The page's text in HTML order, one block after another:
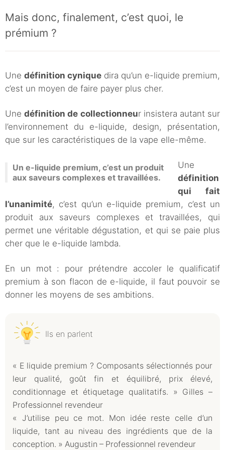
Mais donc, finalement, c’est quoi, le
prémium ?
Une définition cynique dira qu’un e-liquide premium,
c’est un moyen de faire payer plus cher.
Unedéfinition de collectionneur insistera autant sur
l’environnement du e-liquide, design, présentation,
que sur les caractéristiques de la vape elle-même.
Un e-liquide premium, c’est un produit
aux saveurs complexes et travaillées.
Une
définition
qui fait
l’unanimité, c’est qu’un e-liquide premium, c’est un
produit aux saveurs complexes et travaillées, qui
permet une véritable dégustation, et qui se paie plus
cher que le e-liquide lambda.
En un mot : pour prétendre accoler le qualificatif
premium à son flacon de e-liquide, il faut pouvoir se
donner les moyens de ses ambitions.
Ils en parlent
« E liquide premium ? Composants sélectionnés pour
leur qualité, goût fin et équilibré, prix élevé,
conditionnage et étiquetage qualitatifs. » Gilles –
Professionnel revendeur
« J’utilise peu ce mot. Mon idée reste celle d’un
liquide, tant au niveau des ingrédients que de la
conception. » Augustin – Professionnel revendeur